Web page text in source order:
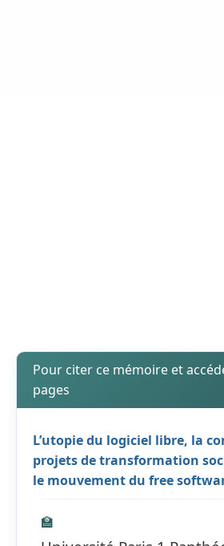
Pour citer ce mémoire et
pages
L’utopie du logiciel libre, la
projets de transformation
le mouvement du free
🏫